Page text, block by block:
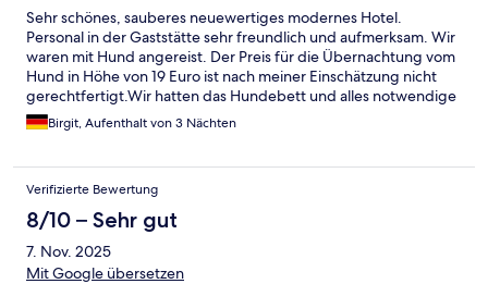
Sehr schönes, sauberes neuewertiges modernes Hotel.
Personal in der Gaststätte sehr freundlich und aufmerksam. Wir
waren mit Hund angereist. Der Preis für die Übernachtung vom
Hund in Höhe von 19 Euro ist nach meiner Einschätzung nicht
gerechtfertigt.Wir hatten das Hundebett und alles notwendige
mit. An der Rezeption haben wir eine kleine (Minitüte mit
Leckerlis und zwei Hundebeutel angeboten bekommen. Da
angeboten bekommen. Wenn hier am Ende der Reise eine
Reinigungspauschale für den Hund erhoben würde wäre das
erfahrungsgemäß auch ausreichend. In Berlin bezahle ich in
vielen modernen Hotels für den Hund nichts. Es geht also auch
anders.
Birgit, Aufenthalt von 3 Nächten
Verifizierte Bewertung
8/10 – Sehr gut
7. Nov. 2025
Mit Google übersetzen